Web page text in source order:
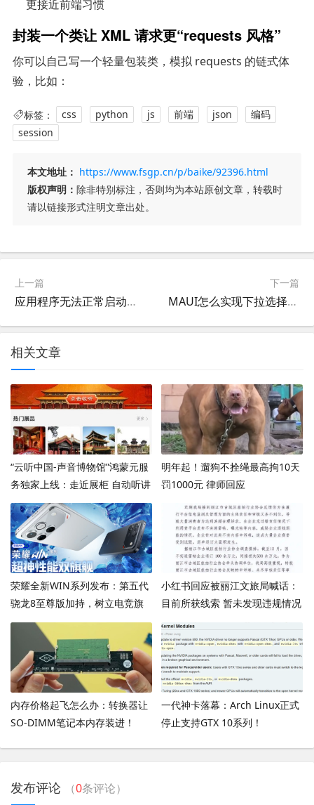
更接近前端习惯
封装一个类让 XML 请求更“requests 风格”
你可以自己写一个轻量包装类，模拟 requests 的链式体
验，比如：
标签： css python js 前端 json
编码
session
本文地址： https://www.fsgp.cn/p/baike/92396.html
版权声明： 除非特别标注，否则均为本站原创文章，转载时
请以链接形式注明文章出处。
上一篇
应用程序无法正常启动提示c0000005怎么办 错误代码c0000005的解决方法【修复】
下一篇
MAUI怎么实现下拉选择框 MAUI Picker控件使用方法
相关文章
“云听中国-声音博物馆”鸿蒙元服
务独家上线：走近展柜 自动听讲
解！
明年起！遛狗不拴绳最高拘10天
罚1000元 律师回应
荣耀全新WIN系列发布：第五代
骁龙8至尊版加持，树立电竞旗
舰性能新标杆
小红书回应被丽江文旅局喊话：
目前所获线索 暂未发现违规情况
内存价格起飞怎么办：转换器让
SO-DIMM笔记本内存装进！
一代神卡落幕：Arch Linux正式
停止支持GTX 10系列！
发布评论 （0条评论）